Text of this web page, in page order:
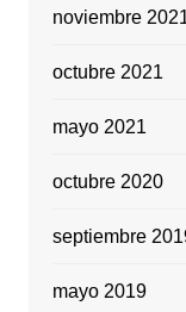
noviembre
octubre 2021
mayo 2021
octubre 2020
septiembre
mayo 2019